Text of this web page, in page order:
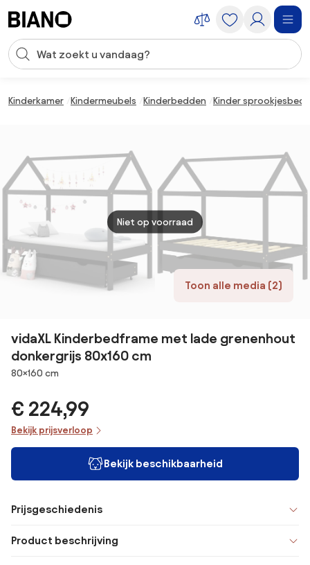
Zoekopdracht invoeren
Kinderkamer Kindermeubels Kinderbedden Kinder
Toon alle media (2)
Niet op voorraad
vidaXL Kinderbedframe met lade grenenhout
donkergrijs 80x160 cm
Afmetingen
80×160 cm
€ 224,99
Bekijk prijsverloop
Bekijk beschikbaarheid
Prijsgeschiedenis
Product beschrijving